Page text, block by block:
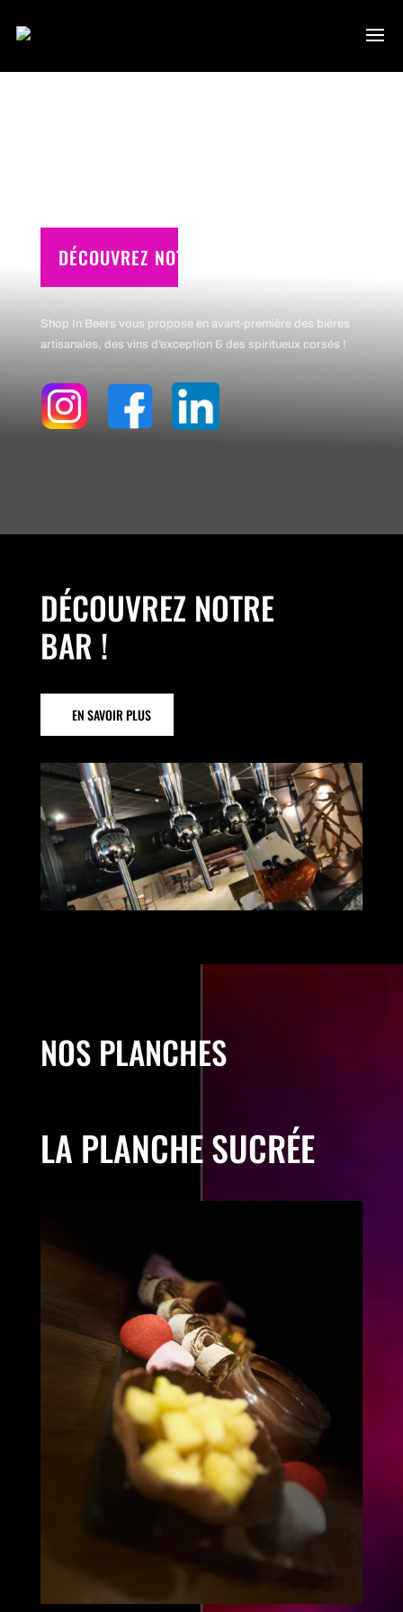
DÉCOUVREZ NOTRE CATALOGUE
Shop In Beers vous propose en avant-première des bières
artisanales, des vins d’exception & des spiritueux corsés !
DÉCOUVREZ NOTRE
BAR !
EN SAVOIR PLUS
NOS PLANCHES
LA PLANCHE SUCRÉE